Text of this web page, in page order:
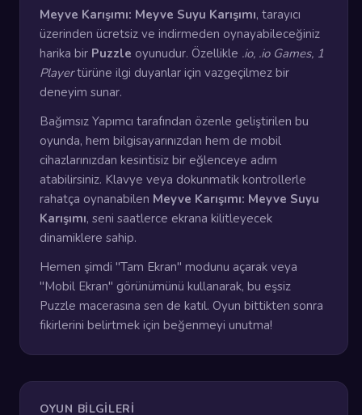
Meyve Karışımı: Meyve Suyu Karışımı, tarayıcı
üzerinden ücretsiz ve indirmeden oynayabileceğiniz
harika bir Puzzle oyunudur. Özellikle .io, .io Games, 1
Playertürüne ilgi duyanlar için vazgeçilmez bir
deneyim sunar.
Bağımsız Yapımcı tarafından özenle geliştirilen bu
oyunda, hem bilgisayarınızdan hem de mobil
cihazlarınızdan kesintisiz bir eğlenceye adım
atabilirsiniz. Klavye veya dokunmatik kontrollerle
rahatça oynanabilen Meyve Karışımı: Meyve Suyu
Karışımı, seni saatlerce ekrana kilitleyecek
dinamiklere sahip.
Hemen şimdi "Tam Ekran" modunu açarak veya
"Mobil Ekran" görünümünü kullanarak, bu eşsiz
Puzzle macerasına sen de katıl. Oyun bittikten sonra
fikirlerini belirtmek için beğenmeyi unutma!
OYUN BILGILERI